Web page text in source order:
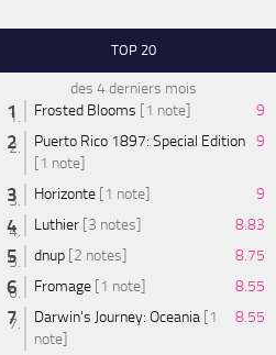
TOP 20
des 4 derniers mois
Frosted Blooms [1 note]
9
Puerto Rico 1897: Special Edition
[1 note]
9
Horizonte [1 note]
9
Luthier [3 notes]
8.83
dnup [2 notes]
8.75
Fromage [1 note]
8.55
Darwin's Journey: Oceania [1
note]
8.55